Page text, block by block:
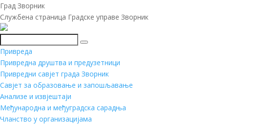
Град Зворник
Службена страница Градске управе Зворник
Претражи
Привреда
Привредна друштва и предузетници
Привредни савјет града Зворник
Савјет за образовање и запошљавање
Анализе и извјештаји
Међународна и међуградска сарадња
Чланство у организацијама